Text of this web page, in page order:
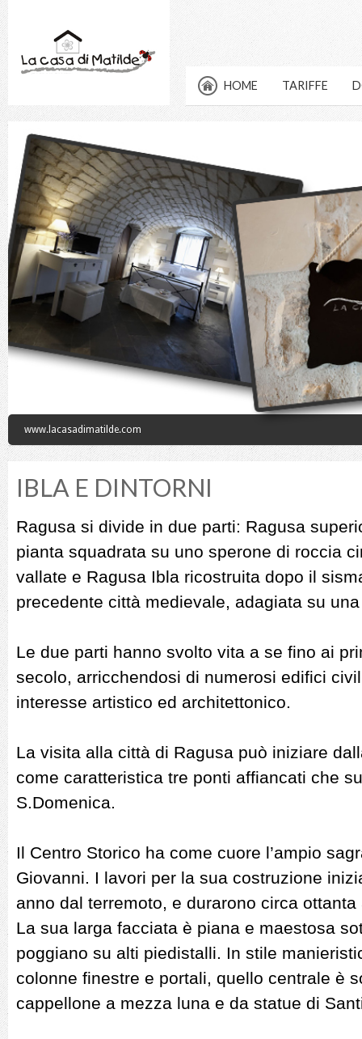
HOME TARIFFE
www.lacasadimatilde.com
IBLA E DINTORNI
Ragusa si divide in due parti: Ragusa
pianta squadrata su uno sperone di roccia
vallate e Ragusa Ibla ricostruita dopo il
precedente città medievale, adagiata su
Le due parti hanno svolto vita a se fino ai
secolo, arricchendosi di numerosi edifici
interesse artistico ed architettonico.
La visita alla città di Ragusa può iniziare
come caratteristica tre ponti affiancati che
S.Domenica.
Il Centro Storico ha come cuore l’ampio
Giovanni. I lavori per la sua costruzione
anno dal terremoto, e durarono circa ottanta
La sua larga facciata è piana e maestosa
poggiano su alti piedistalli. In stile
colonne finestre e portali, quello centrale è
cappellone a mezza luna e da statue di